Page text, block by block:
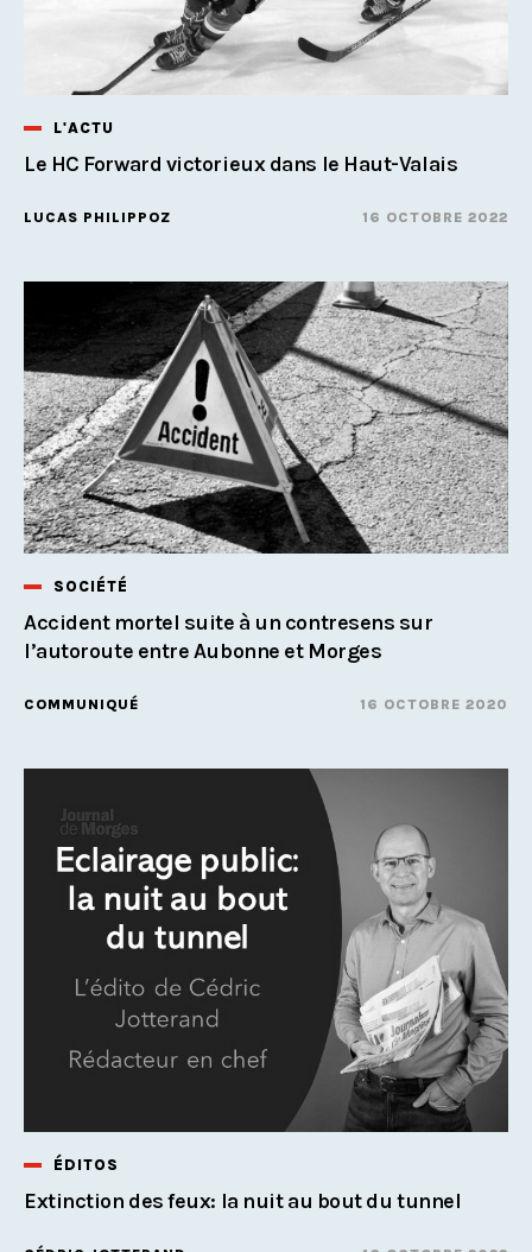
L'ACTU
Le HC Forward victorieux dans le Haut-Valais
LUCAS PHILIPPOZ 16 OCTOBRE 2022
SOCIÉTÉ
Accident mortel suite à un contresens sur
l’autoroute entre Aubonne et Morges
COMMUNIQUÉ 16 OCTOBRE 2020
ÉDITOS
Extinction des feux: la nuit au bout du tunnel